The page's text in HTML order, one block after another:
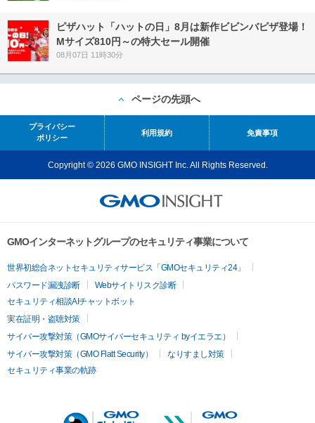
ピザハット「ハットの日」8月は新作ビビンバピザ登場！
Mサイズ810円～の特大セール開催
08月07日 11時30分
ページの先頭へ
プライバシー
ポリシー
利用規約 免責事項
Copyright © 2026 GMO INSIGHT Inc. All Rights Reserved.
GMOインターネットグループのセキュリティ事業について
世界初総合ネットセキュリティサービス「GMOセキュリティ24」
パスワード漏洩診断
Webサイトリスク診断
セキュリティ相談AIチャットボット
実在証明・盗聴対策
サイバー攻撃対策（GMOサイバーセキュリティ byイエラエ）
サイバー攻撃対策（GMO Flatt Security）
なりすまし対策
セキュリティ事業の軌跡